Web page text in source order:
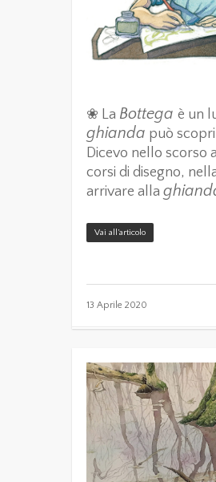
❀ La Bottega è un
ghianda può
Dicevo nello scorso
corsi di disegno,
arrivare alla
Vai all’articolo
13 Aprile 2020